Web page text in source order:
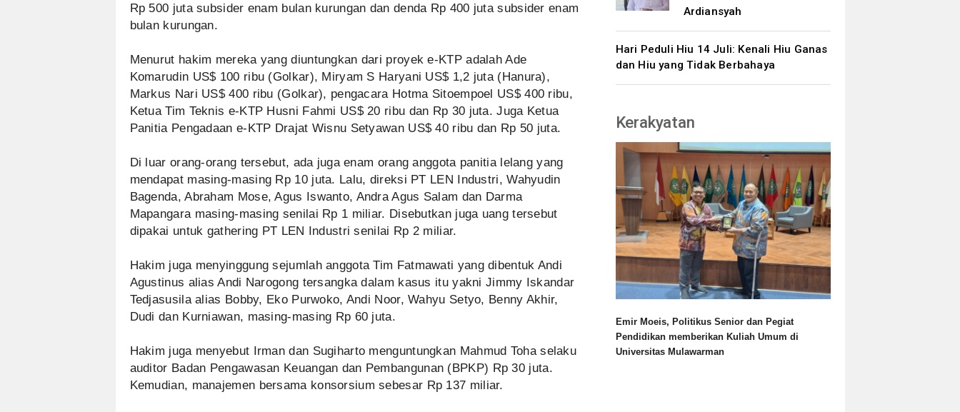
Rp 500 juta subsider enam bulan kurungan dan denda Rp 400 juta subsider enam
bulan kurungan.
Menurut hakim mereka yang diuntungkan dari proyek e-KTP adalah Ade
Komarudin US$ 100 ribu (Golkar), Miryam S Haryani US$ 1,2 juta (Hanura),
Markus Nari US$ 400 ribu (Golkar), pengacara Hotma Sitoempoel US$ 400 ribu,
Ketua Tim Teknis e-KTP Husni Fahmi US$ 20 ribu dan Rp 30 juta. Juga Ketua
Panitia Pengadaan e-KTP Drajat Wisnu Setyawan US$ 40 ribu dan Rp 50 juta.
Di luar orang-orang tersebut, ada juga enam orang anggota panitia lelang yang
mendapat masing-masing Rp 10 juta. Lalu, direksi PT LEN Industri, Wahyudin
Bagenda, Abraham Mose, Agus Iswanto, Andra Agus Salam dan Darma
Mapangara masing-masing senilai Rp 1 miliar. Disebutkan juga uang tersebut
dipakai untuk gathering PT LEN Industri senilai Rp 2 miliar.
Hakim juga menyinggung sejumlah anggota Tim Fatmawati yang dibentuk Andi
Agustinus alias Andi Narogong tersangka dalam kasus itu yakni Jimmy Iskandar
Tedjasusila alias Bobby, Eko Purwoko, Andi Noor, Wahyu Setyo, Benny Akhir,
Dudi dan Kurniawan, masing-masing Rp 60 juta.
Hakim juga menyebut Irman dan Sugiharto menguntungkan Mahmud Toha selaku
auditor Badan Pengawasan Keuangan dan Pembangunan (BPKP) Rp 30 juta.
Kemudian, manajemen bersama konsorsium sebesar Rp 137 miliar.
Ardiansyah
Hari Peduli Hiu 14 Juli: Kenali Hiu Ganas
dan Hiu yang Tidak Berbahaya
Kerakyatan
Emir Moeis, Politikus Senior dan Pegiat
Pendidikan memberikan Kuliah Umum di
Universitas Mulawarman